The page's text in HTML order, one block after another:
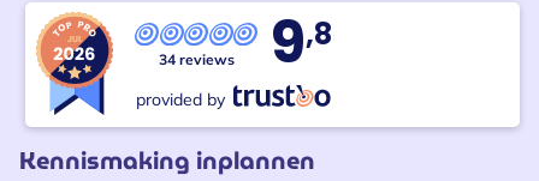
34 reviews 9,8
provided by
Kennismaking inplannen